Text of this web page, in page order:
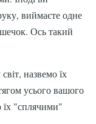
виймаєте одне
Ось такий
назвемо їх
усього вашого
їх "сплячими"